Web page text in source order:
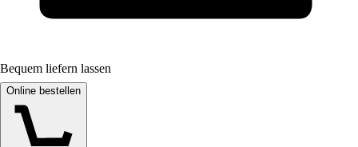
Bequem liefern lassen
Online bestellen